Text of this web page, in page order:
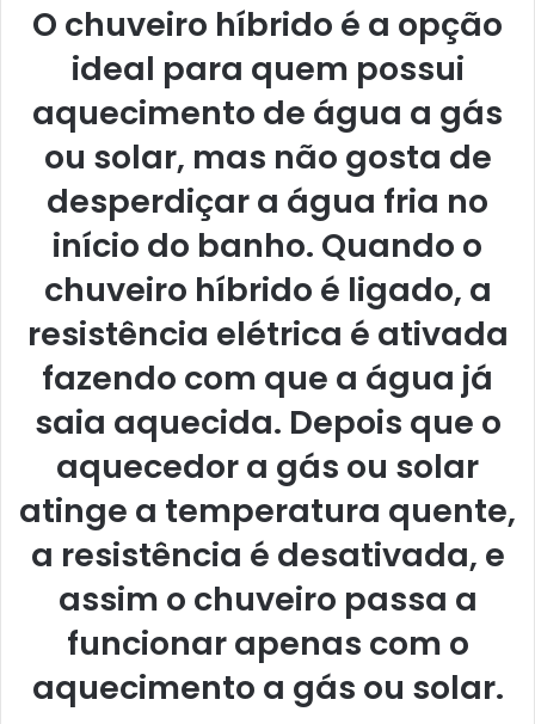
O chuveiro híbrido é a opção
ideal para quem possui
aquecimento de água a gás
ou solar, mas não gosta de
desperdiçar a água fria no
início do banho. Quando o
chuveiro híbrido é ligado, a
resistência elétrica é ativada
fazendo com que a água já
saia aquecida. Depois que o
aquecedor a gás ou solar
atinge a temperatura quente,
a resistência é desativada, e
assim o chuveiro passa a
funcionar apenas com o
aquecimento a gás ou solar.